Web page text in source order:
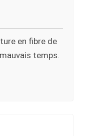
en fibre de
temps.